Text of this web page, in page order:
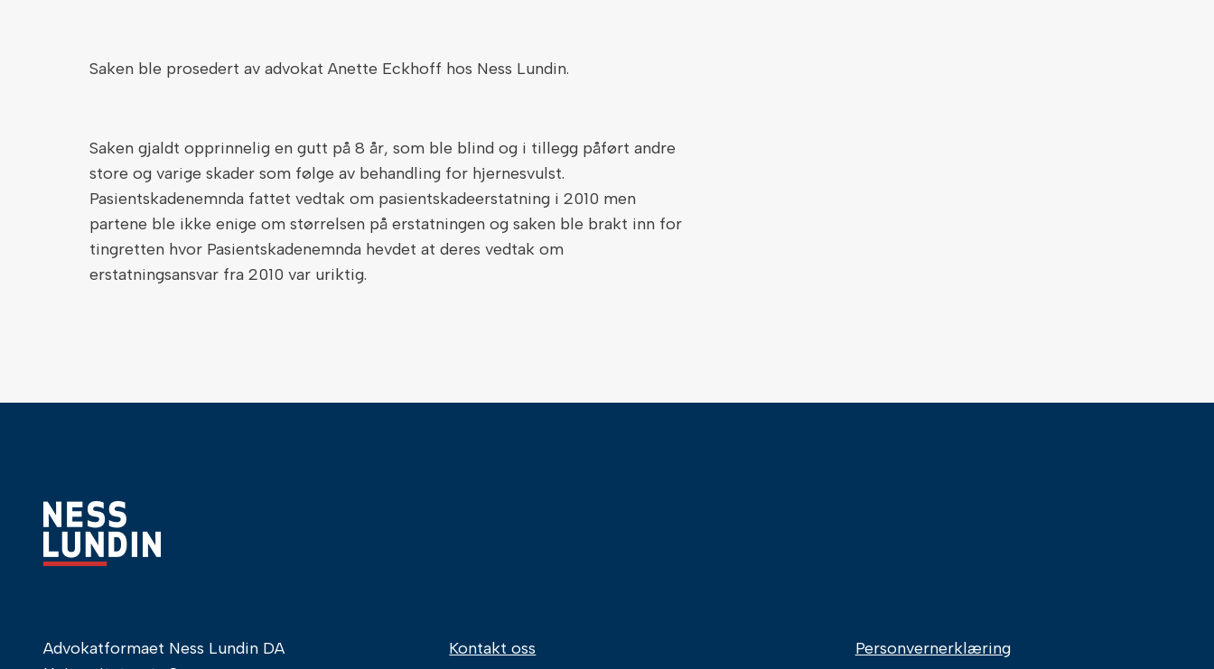
Saken ble prosedert av advokat Anette Eckhoff hos Ness Lundin.
Saken gjaldt opprinnelig en gutt på 8 år, som ble blind og i tillegg påført andre
store og varige skader som følge av behandling for hjernesvulst.
Pasientskadenemnda fattet vedtak om pasientskadeerstatning i 2010 men
partene ble ikke enige om størrelsen på erstatningen og saken ble brakt inn for
tingretten hvor Pasientskadenemnda hevdet at deres vedtak om
erstatningsansvar fra 2010 var uriktig.
Advokatformaet Ness Lundin DA
Kontakt oss Personvernerklæring